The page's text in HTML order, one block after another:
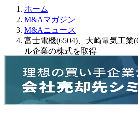
ホーム
M&Aマガジン
M&Aニュース
富士電機(6504)、大崎電気工業
ル企業の株式を取得